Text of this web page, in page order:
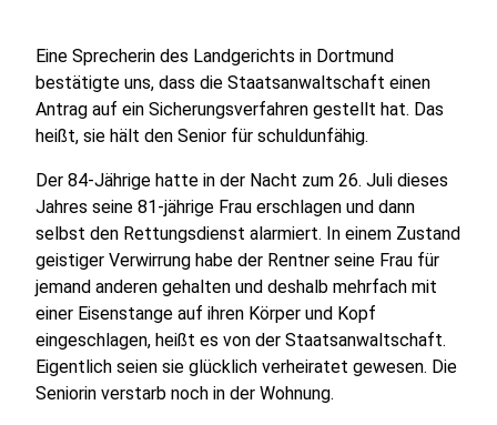
Eine Sprecherin des Landgerichts in Dortmund
bestätigte uns, dass die Staatsanwaltschaft einen
Antrag auf ein Sicherungsverfahren gestellt hat. Das
heißt, sie hält den Senior für schuldunfähig.
Der 84-Jährige hatte in der Nacht zum 26. Juli dieses
Jahres seine 81-jährige Frau erschlagen und dann
selbst den Rettungsdienst alarmiert. In einem Zustand
geistiger Verwirrung habe der Rentner seine Frau für
jemand anderen gehalten und deshalb mehrfach mit
einer Eisenstange auf ihren Körper und Kopf
eingeschlagen, heißt es von der Staatsanwaltschaft.
Eigentlich seien sie glücklich verheiratet gewesen. Die
Seniorin verstarb noch in der Wohnung.